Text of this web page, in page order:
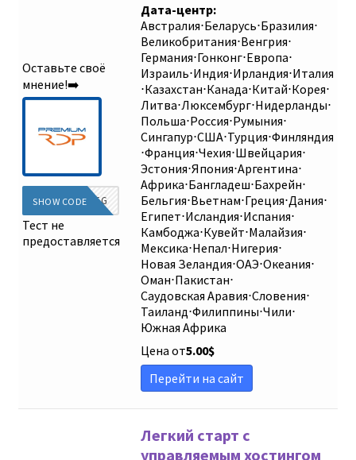
Оставьте своё
мнение!➡️
DIEG
SHOW CODE
Тест не
предоставляется
Дата-центр:
Австралия⋅Беларусь⋅Бразилия⋅
Великобритания⋅Венгрия⋅
Германия⋅Гонконг⋅Европа⋅
Израиль⋅Индия⋅Ирландия⋅Италия
⋅Казахстан⋅Канада⋅Китай⋅Корея⋅
Литва⋅Люксембург⋅Нидерланды⋅
Польша⋅Россия⋅Румыния⋅
Сингапур⋅США⋅Турция⋅Финляндия
⋅Франция⋅Чехия⋅Швейцария⋅
Эстония⋅Япония⋅Аргентина⋅
Африка⋅Бангладеш⋅Бахрейн⋅
Бельгия⋅Вьетнам⋅Греция⋅Дания⋅
Египет⋅Исландия⋅Испания⋅
Камбоджа⋅Кувейт⋅Малайзия⋅
Мексика⋅Непал⋅Нигерия⋅
Новая Зеландия⋅ОАЭ⋅Океания⋅
Оман⋅Пакистан⋅
Саудовская Аравия⋅Словения⋅
Таиланд⋅Филиппины⋅Чили⋅
Южная Африка
Цена от5.00$
Перейти на сайт
Легкий старт с
управляемым хостингом